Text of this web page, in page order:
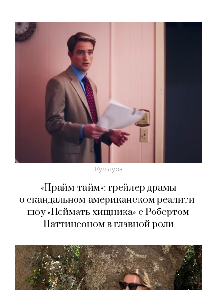
Культура
«Прайм-тайм»: трейлер драмы
о скандальном американском реалити-
шоу «Поймать хищника» с Робертом
Паттинсоном в главной роли